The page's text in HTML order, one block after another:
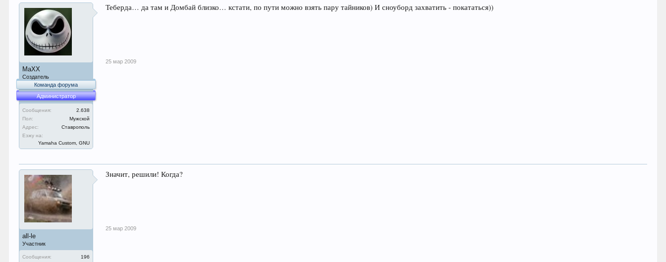
MaXX
Создатель
Команда форума
Администратор
Сообщения:
2.638
Пол:
Мужской
Адрес:
Ставрополь
Езжу на:
Yamaha Custom, GNU
Теберда… да там и Домбай близко… кстати, по пути можно взять пару тайников) И сноуборд захватить - покататься))
25 мар 2009
all-le
Участник
Сообщения:
196
Значит, решили! Когда?
25 мар 2009